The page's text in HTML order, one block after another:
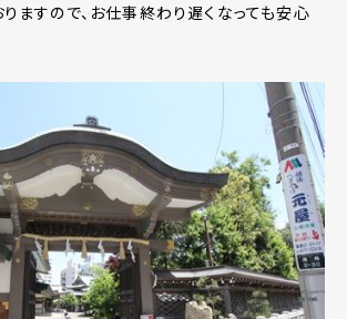
ますので、お仕事終わり遅くなっても安心